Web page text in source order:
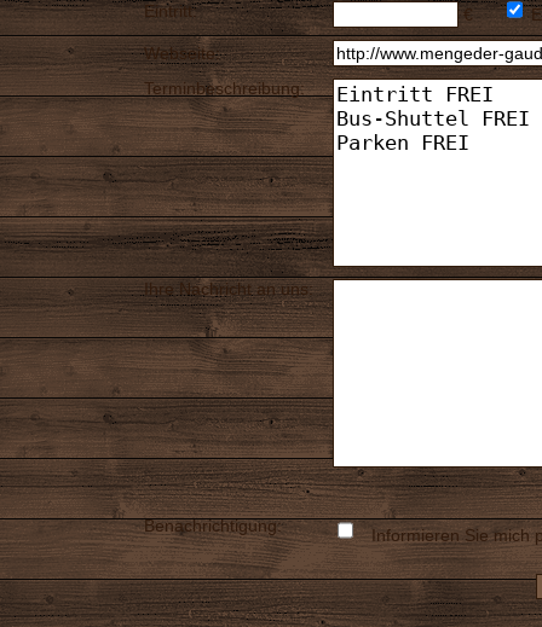
Eintritt: €
Webseite:
Terminbeschreibung:
Ihre Nachricht an uns:
Benachrichtigung: Informieren Sie mich